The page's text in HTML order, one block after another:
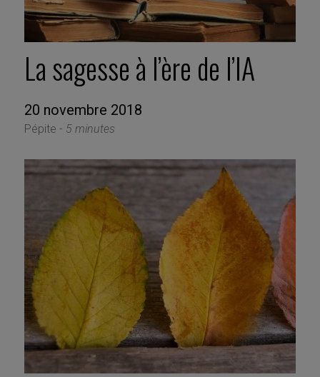
La sagesse à l’ère de l’IA
20 novembre 2018
Pépite - 5 minutes